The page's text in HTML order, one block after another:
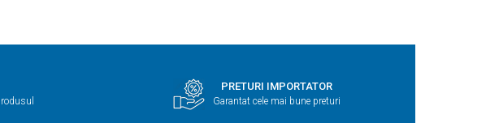
PRETURI IMPORTATOR
Garantat cele mai bune preturi